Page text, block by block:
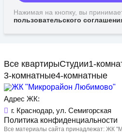
Нажимая на кнопку, вы
пользовательского
Все квартирыСтудии1-
3-комнатные4-комнатные
Адрес ЖК:
г. Краснодар, ул. Семигорская
Политика конфиденциальности
Все материалы сайта принадлежат: ЖК